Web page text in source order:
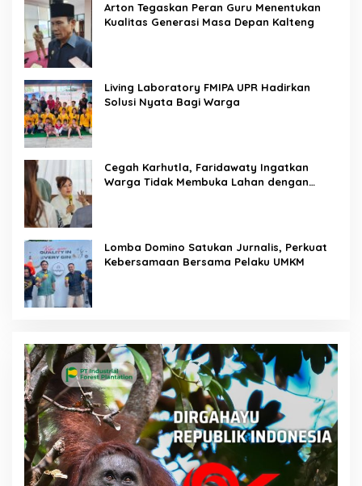
Arton Tegaskan Peran Guru Menentukan
Kualitas Generasi Masa Depan Kalteng
Living Laboratory FMIPA UPR Hadirkan
Solusi Nyata Bagi Warga
Cegah Karhutla, Faridawaty Ingatkan
Warga Tidak Membuka Lahan dengan
Lomba Domino Satukan Jurnalis, Perkuat
Kebersamaan Bersama Pelaku UMKM